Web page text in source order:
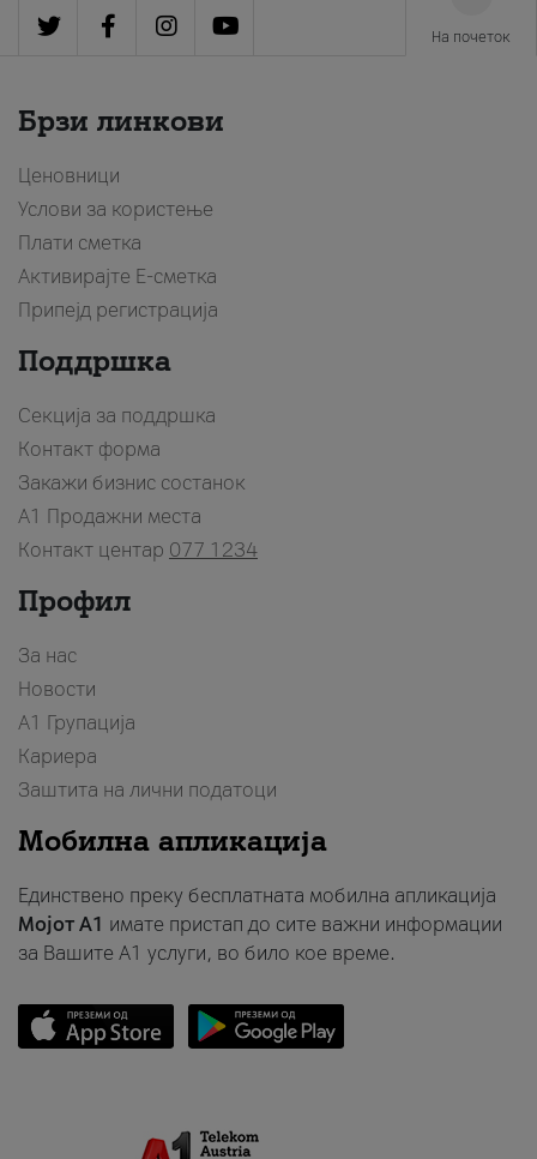
На почеток
Брзи линкови
Ценовници
Услови за користење
Плати сметка
Активирајте Е-сметка
Припејд регистрација
Поддршка
Секција за поддршка
Контакт форма
Закажи бизнис состанок
A1 Продажни места
Контакт центар 077 1234
Профил
За нас
Новости
А1 Групација
Кариера
Заштита на лични податоци
Мобилна апликација
Единствено преку бесплатната мобилна апликација
Мојот A1 имате пристап до сите важни информации
за Вашите A1 услуги, во било кое време.